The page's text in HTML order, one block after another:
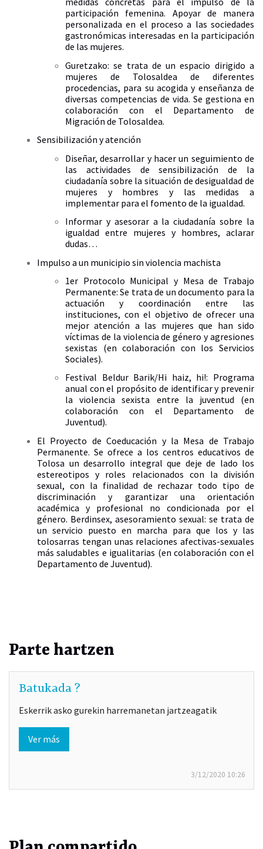
participación femenina. Apoyar de manera
personalizada en el proceso a las sociedades
gastronómicas interesadas en la participación
de las mujeres.
Guretzako: se trata de un espacio dirigido a
mujeres de Tolosaldea de diferentes
procedencias, para su acogida y enseñanza de
diversas competencias de vida. Se gestiona en
colaboración con el Departamento de
Migración de Tolosaldea.
Sensibilización y atención
Diseñar, desarrollar y hacer un seguimiento de
las actividades de sensibilización de la
ciudadanía sobre la situación de desigualdad de
mujeres y hombres y las medidas a
implementar para el fomento de la igualdad.
Informar y asesorar a la ciudadanía sobre la
igualdad entre mujeres y hombres, aclarar
dudas…
Impulso a un municipio sin violencia machista
1er Protocolo Municipal y Mesa de Trabajo
Permanente: Se trata de un documento para la
actuación y coordinación entre las
instituciones, con el objetivo de ofrecer una
mejor atención a las mujeres que han sido
víctimas de la violencia de género y agresiones
sexistas (en colaboración con los Servicios
Sociales).
Festival Beldur Barik/Hi haiz, hi!: Programa
anual con el propósito de identificar y prevenir
la violencia sexista entre la juventud (en
colaboración con el Departamento de
Juventud).
El Proyecto de Coeducación y la Mesa de Trabajo
Permanente. Se ofrece a los centros educativos de
Tolosa un desarrollo integral que deje de lado los
estereotipos y roles relacionados con la división
sexual, con la finalidad de rechazar todo tipo de
discriminación y garantizar una orientación
académica y profesional no condicionada por el
género. Berdinsex, asesoramiento sexual: se trata de
un servicio puesto en marcha para que los y las
tolosarras tengan unas relaciones afectivas-sexuales
más saludables e igualitarias (en colaboración con el
Departamento de Juventud).
Parte hartzen
Batukada ?
Eskerrik asko gurekin harremanetan jartzeagatik
Ver más
3/12/2020 10:26